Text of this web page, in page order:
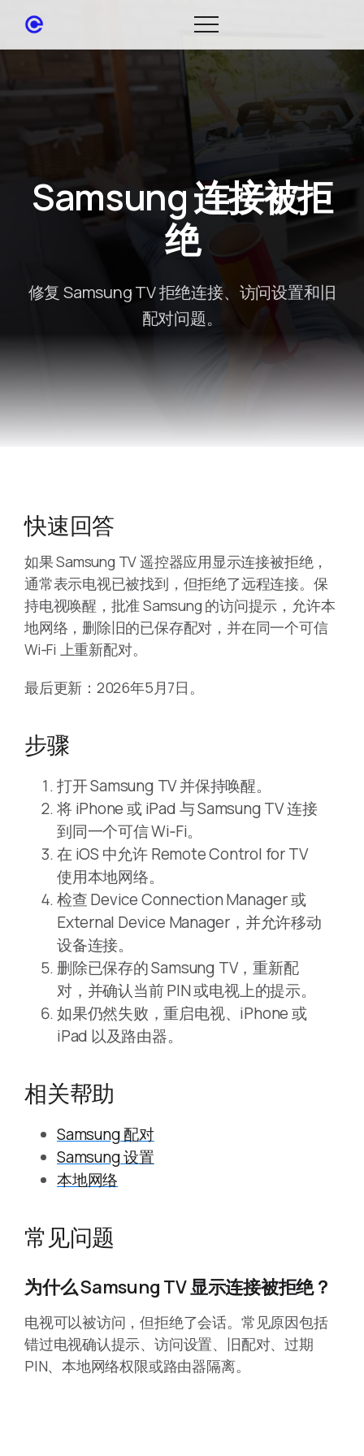
Samsung 连接被拒
绝
修复 Samsung TV 拒绝连接、访问设置和旧
配对问题。
快速回答
如果 Samsung TV 遥控器应用显示连接被拒绝，
通常表示电视已被找到，但拒绝了远程连接。保
持电视唤醒，批准 Samsung 的访问提示，允许本
地网络，删除旧的已保存配对，并在同一个可信
Wi‑Fi 上重新配对。
最后更新：2026年5月7日。
步骤
打开 Samsung TV 并保持唤醒。
将 iPhone 或 iPad 与 Samsung TV 连接
到同一个可信 Wi‑Fi。
在 iOS 中允许 Remote Control for TV
使用本地网络。
检查 Device Connection Manager 或
External Device Manager，并允许移动
设备连接。
删除已保存的 Samsung TV，重新配
对，并确认当前 PIN 或电视上的提示。
如果仍然失败，重启电视、iPhone 或
iPad 以及路由器。
相关帮助
Samsung 配对
Samsung 设置
本地网络
常见问题
为什么 Samsung TV 显示连接被拒绝？
电视可以被访问，但拒绝了会话。常见原因包括
错过电视确认提示、访问设置、旧配对、过期
PIN、本地网络权限或路由器隔离。